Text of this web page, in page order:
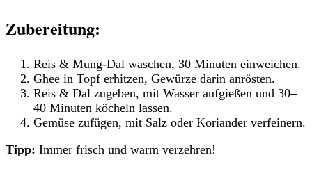
Zubereitung:
Reis & Mung-Dal waschen, 30 Minuten einweichen.
Ghee in Topf erhitzen, Gewürze darin anrösten.
Reis & Dal zugeben, mit Wasser aufgießen und 30–
40 Minuten köcheln lassen.
Gemüse zufügen, mit Salz oder Koriander verfeinern.
Tipp: Immer frisch und warm verzehren!